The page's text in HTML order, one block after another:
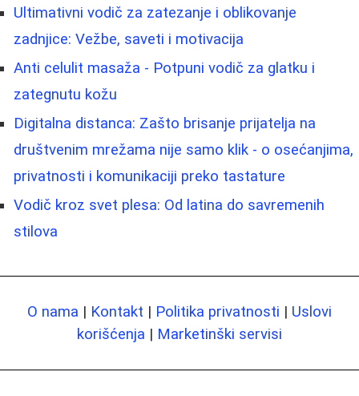
Ultimativni vodič za zatezanje i oblikovanje
zadnjice: Vežbe, saveti i motivacija
Anti celulit masaža - Potpuni vodič za glatku i
zategnutu kožu
Digitalna distanca: Zašto brisanje prijatelja na
društvenim mrežama nije samo klik - o osećanjima,
privatnosti i komunikaciji preko tastature
Vodič kroz svet plesa: Od latina do savremenih
stilova
O nama | Kontakt | Politika privatnosti | Uslovi
korišćenja | Marketinški servisi